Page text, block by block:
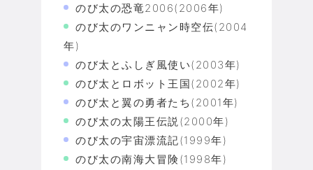
のび太の恐竜2006(2006年)
のび太のワンニャン時空伝(2004
年)
のび太とふしぎ風使い(2003年)
のび太とロボット王国(2002年)
のび太と翼の勇者たち(2001年)
のび太の太陽王伝説(2000年)
のび太の宇宙漂流記(1999年)
のび太の南海大冒険(1998年)